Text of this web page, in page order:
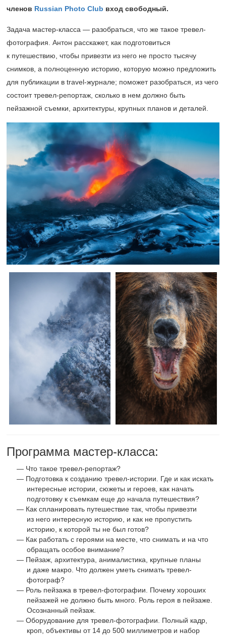
членов Russian Photo Club вход свободный.
Задача мастер-класса — разобраться, что же такое тревел-
фотография. Антон расскажет, как подготовиться
к путешествию, чтобы привезти из него не просто тысячу
снимков, а полноценную историю, которую можно предложить
для публикации в travel-журнале; поможет разобраться, из чего
состоит тревел-репортаж, сколько в нем должно быть
пейзажной съемки, архитектуры, крупных планов и деталей.
Программа мастер-класса:
Что такое тревел-репортаж?
Подготовка к созданию тревел-истории. Где и как искать
интересные истории, сюжеты и героев, как начать
подготовку к съемкам еще до начала путешествия?
Как спланировать путешествие так, чтобы привезти
из него интересную историю, и как не пропустить
историю, к которой ты не был готов?
Как работать с героями на месте, что снимать и на что
обращать особое внимание?
Пейзаж, архитектура, анималистика, крупные планы
и даже макро. Что должен уметь снимать тревел-
фотограф?
Роль пейзажа в тревел-фотографии. Почему хороших
пейзажей не должно быть много. Роль героя в пейзаже.
Осознанный пейзаж.
Оборудование для тревел-фотографии. Полный кадр,
кроп, объективы от 14 до 500 миллиметров и набор